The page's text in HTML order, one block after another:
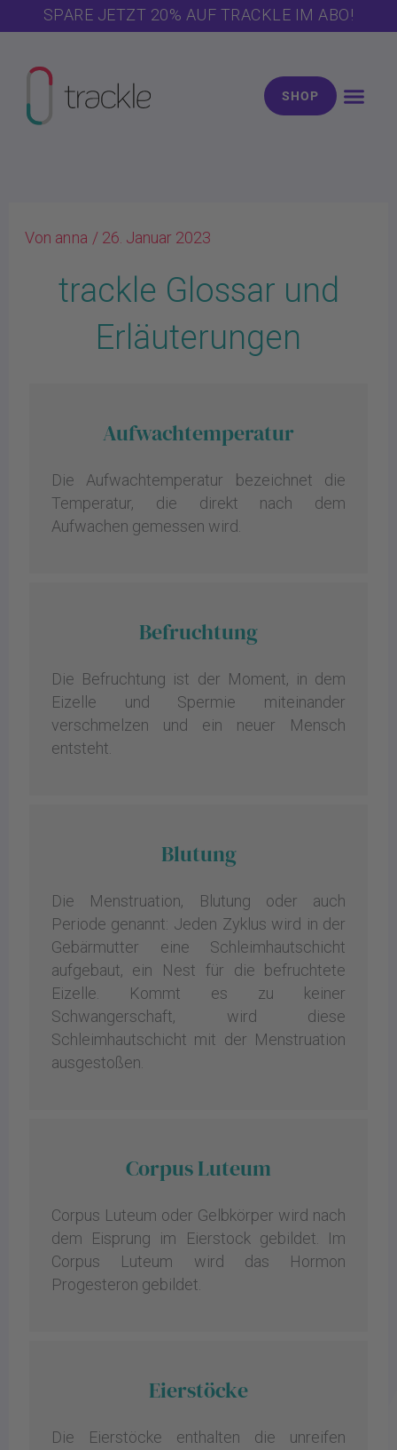
Inhalt
SPARE JETZT 20% AUF TRACKLE IM ABO!
SHOP
Von anna / 26. Januar 2023
trackle Glossar und
Erläuterungen
Aufwachtemperatur
Die Aufwachtemperatur bezeichnet die
Temperatur, die direkt nach dem
Aufwachen gemessen wird.
Befruchtung
Die Befruchtung ist der Moment, in dem
Eizelle und Spermie miteinander
verschmelzen und ein neuer Mensch
entsteht.
Blutung
Die Menstruation, Blutung oder auch
Periode genannt: Jeden Zyklus wird in der
Gebärmutter eine Schleimhautschicht
aufgebaut, ein Nest für die befruchtete
Eizelle. Kommt es zu keiner
Schwangerschaft, wird diese
Schleimhautschicht mit der Menstruation
ausgestoßen.
Corpus Luteum
Corpus Luteum oder Gelbkörper wird nach
dem Eisprung im Eierstock gebildet. Im
Corpus Luteum wird das Hormon
Progesteron gebildet.
Eierstöcke
Die Eierstöcke enthalten die unreifen